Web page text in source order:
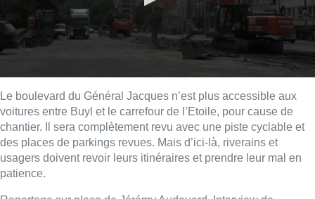
Le boulevard du Général Jacques n’est plus accessible aux
voitures entre Buyl et le carrefour de l’Etoile, pour cause de
chantier. Il sera complètement revu avec une piste cyclable et
des places de parkings revues. Mais d’ici-là, riverains et
usagers doivent revoir leurs itinéraires et prendre leur mal en
patience.